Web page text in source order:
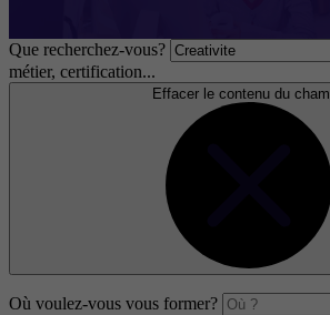
Que recherchez-vous?
métier, certification...
Effacer le contenu du
Où voulez-vous vous former?